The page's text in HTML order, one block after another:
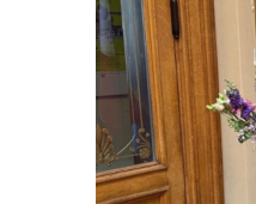
06 août 2026 Consulter
Un marathon
vitesse